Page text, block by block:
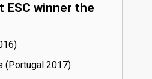
ESC winner the
16)
(Portugal
17)